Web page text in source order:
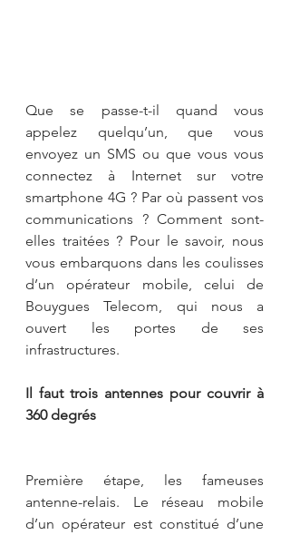
Que se passe-t-il quand vous
appelez quelqu’un, que vous
envoyez un SMS ou que vous vous
connectez à Internet sur votre
smartphone 4G ? Par où passent vos
communications ? Comment sont-
elles traitées ? Pour le savoir, nous
vous embarquons dans les coulisses
d’un opérateur mobile, celui de
Bouygues Telecom, qui nous a
ouvert les portes de ses
infrastructures.
Il faut trois antennes pour couvrir à
360 degrés
Première étape, les fameuses
antenne-relais. Le réseau mobile
d’un opérateur est constitué d’une